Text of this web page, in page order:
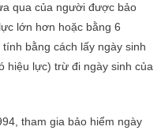
qua của người được bảo
lớn hơn hoặc bằng 6
bằng cách lấy ngày sinh
hiệu lực) trừ đi ngày sinh của
tham gia bảo hiểm ngày